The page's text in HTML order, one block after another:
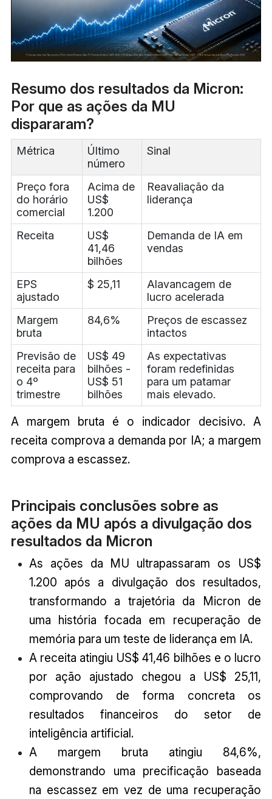
Resumo dos resultados da Micron:
Por que as ações da MU
dispararam?
Métrica
Último
número
Sinal
Preço fora
do horário
comercial
Acima de
US$
1.200
Reavaliação da
liderança
Receita
US$
41,46
bilhões
Demanda de IA em
vendas
EPS
ajustado
$ 25,11
Alavancagem de
lucro acelerada
Margem
bruta
84,6%
Preços de escassez
intactos
Previsão de
receita para
o 4º
trimestre
US$ 49
bilhões -
US$ 51
bilhões
As expectativas
foram redefinidas
para um patamar
mais elevado.
A margem bruta é o indicador decisivo. A
receita comprova a demanda por IA; a margem
comprova a escassez.
Principais conclusões sobre as
ações da MU após a divulgação dos
resultados da Micron
As ações da MU ultrapassaram os US$
1.200 após a divulgação dos resultados,
transformando a trajetória da Micron de
uma história focada em recuperação de
memória para um teste de liderança em IA.
A receita atingiu US$ 41,46 bilhões e o lucro
por ação ajustado chegou a US$ 25,11,
comprovando de forma concreta os
resultados financeiros do setor de
inteligência artificial.
A margem bruta atingiu 84,6%,
demonstrando uma precificação baseada
na escassez em vez de uma recuperação